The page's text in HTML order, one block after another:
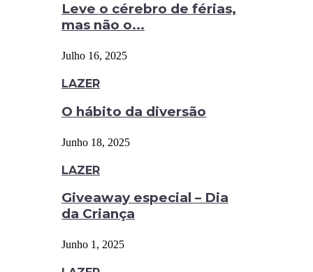
Leve o cérebro de férias,
mas não o...
Julho 16, 2025
LAZER
O hábito da diversão
Junho 18, 2025
LAZER
Giveaway especial – Dia
da Criança
Junho 1, 2025